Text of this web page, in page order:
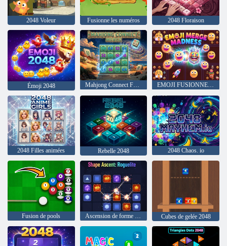
2048 Voleur Fusionne les numéros 2048 Floraison
Émoji 2048 Mahjong Connect Fusionner EMOJI FUSIONNE LA FOLIE
2048 Filles animées Rebelle 2048 2048 Chaos. io
Fusion de pools Cubes de gelée 2048